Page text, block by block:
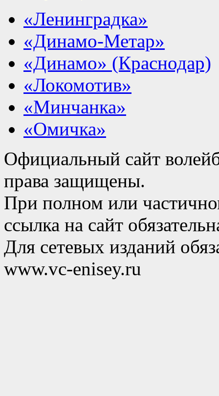
«Ленинградка»
«Динамо-Метар»
«Динамо» (Краснодар)
«Локомотив»
«Минчанка»
«Омичка»
Официальный сайт
права защищены.
При полном или
ссылка на сайт
Для сетевых изданий
www.vc-enisey.ru